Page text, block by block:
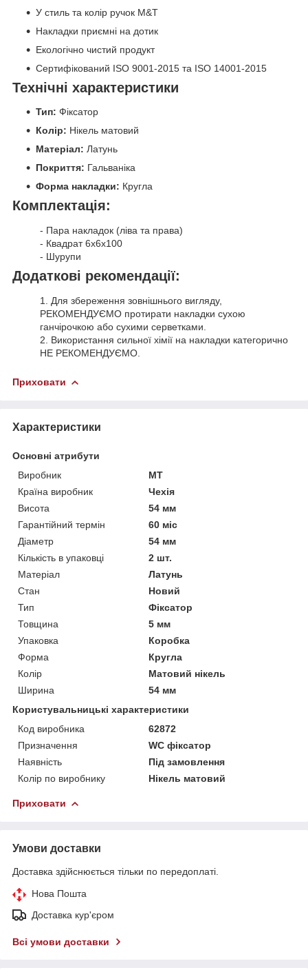
У стиль та колір ручок M&T
Накладки приємні на дотик
Екологічно чистий продукт
Сертифікований ISO 9001-2015 та ISO 14001-2015
Технічні характеристики
Тип: Фіксатор
Колір: Нікель матовий
Матеріал: Латунь
Покриття: Гальваніка
Форма накладки: Кругла
Комплектація:
- Пара накладок (ліва та права)
- Квадрат 6х6х100
- Шурупи
Додаткові рекомендації:
1. Для збереження зовнішнього вигляду,
РЕКОМЕНДУЄМО протирати накладки сухою
ганчірочкою або сухими серветками.
2. Використання сильної хімії на накладки категорично
НЕ РЕКОМЕНДУЄМО.
Приховати
Характеристики
Основні атрибути
Виробник
MT
Країна виробник
Чехія
Висота
54 мм
Гарантійний термін
60 міс
Діаметр
54 мм
Кількість в упаковці
2 шт.
Матеріал
Латунь
Стан
Новий
Тип
Фіксатор
Товщина
5 мм
Упаковка
Коробка
Форма
Кругла
Колір
Матовий нікель
Ширина
54 мм
Користувальницькі характеристики
Код виробника
62872
Призначення
WC фіксатор
Наявність
Під замовлення
Колір по виробнику
Нікель матовий
Приховати
Умови доставки
Доставка здійснюється тільки по передоплаті.
Нова Пошта
Доставка кур'єром
Всі умови доставки